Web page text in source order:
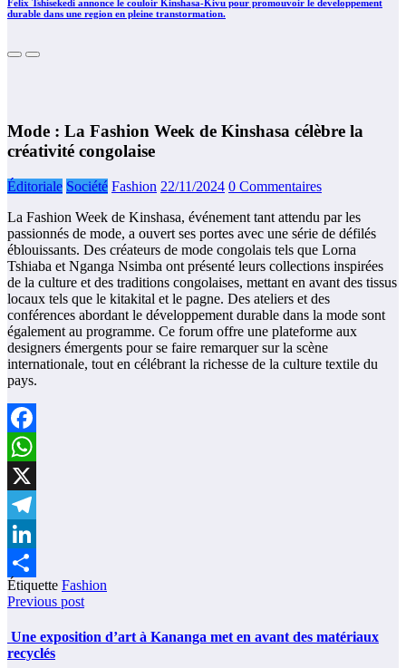
Felix Tshisekedi annonce le couloir Kinshasa-Kivu pour promouvoir le developpement
durable dans une region en pleine transtormation.
Mode : La Fashion Week de Kinshasa célèbre la
créativité congolaise
Éditoriale Société Fashion 22/11/2024 0 Commentaires
La Fashion Week de Kinshasa, événement tant attendu par les
passionnés de mode, a ouvert ses portes avec une série de défilés
éblouissants. Des créateurs de mode congolais tels que Lorna
Tshiaba et Nganga Nsimba ont présenté leurs collections inspirées
de la culture et des traditions congolaises, mettant en avant des tissus
locaux tels que le kitakital et le pagne. Des ateliers et des
conférences abordant le développement durable dans la mode sont
également au programme. Ce forum offre une plateforme aux
designers émergents pour se faire remarquer sur la scène
internationale, tout en célébrant la richesse de la culture textile du
pays.
Facebook
WhatsApp
X
Telegram
LinkedIn
Partager
Étiquette Fashion
Previous post
Une exposition d’art à Kananga met en avant des matériaux
recyclés